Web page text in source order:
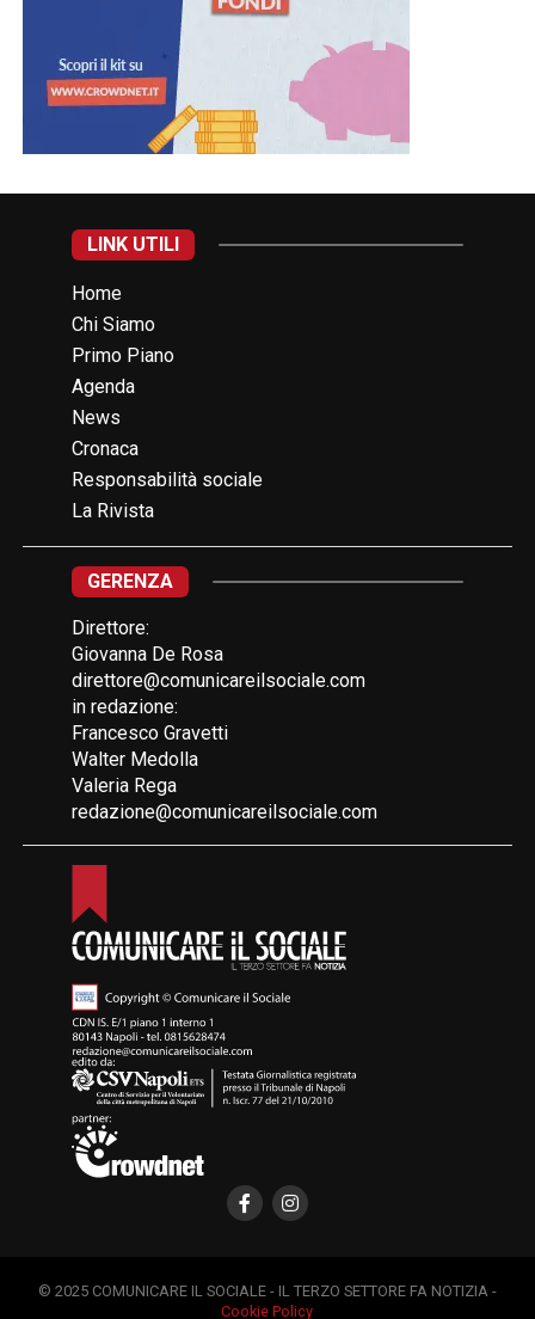
LINK UTILI
Home
Chi Siamo
Primo Piano
Agenda
News
Cronaca
Responsabilità sociale
La Rivista
GERENZA
Direttore:
Giovanna De Rosa
direttore@comunicareilsociale.com
in redazione:
Francesco Gravetti
Walter Medolla
Valeria Rega
redazione@comunicareilsociale.com
© 2025 COMUNICARE IL SOCIALE - IL TERZO SETTORE FA NOTIZIA -
Cookie Policy